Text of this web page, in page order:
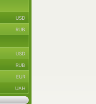
USD
RUB
USD
RUB
EUR
UAH